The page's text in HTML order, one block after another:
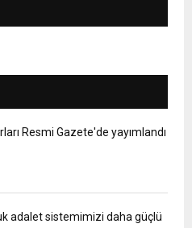
Resmi Gazete'de yayımlandı
adalet sistemimizi daha güçlü